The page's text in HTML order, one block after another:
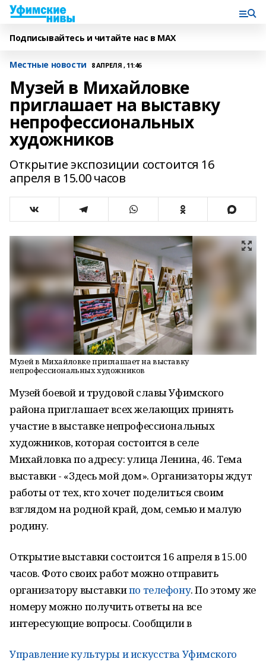
Подписывайтесь и читайте нас в MAX
Местные новости 8 АПРЕЛЯ , 11:46
Музей в Михайловке
приглашает на выставку
непрофессиональных
художников
Открытие экспозиции состоится 16
апреля в 15.00 часов
Музей в Михайловке приглашает на выставку
непрофессиональных художников
Музей боевой и трудовой славы Уфимского
района приглашает всех желающих принять
участие в выставке непрофессиональных
художников, которая состоится в селе
Михайловка по адресу: улица Ленина, 46. Тема
выставки - «Здесь мой дом». Организаторы ждут
работы от тех, кто хочет поделиться своим
взглядом на родной край, дом, семью и малую
родину.
Открытие выставки состоится 16 апреля в 15.00
часов. Фото своих работ можно отправить
организатору выставкипо телефону. По этому же
номеру можно получить ответы на все
интересующие вопросы. Сообщили в
Управление культуры и искусства Уфимского